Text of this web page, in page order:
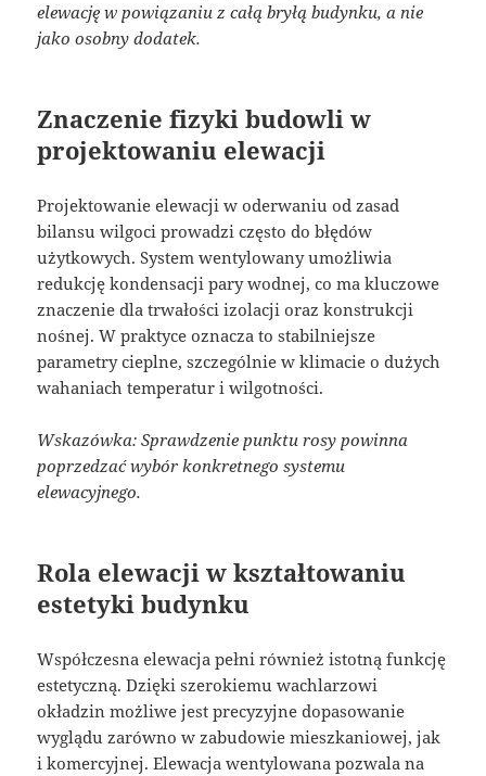
elewację w powiązaniu z całą bryłą budynku, a nie
jako osobny dodatek.
Znaczenie fizyki budowli w
projektowaniu elewacji
Projektowanie elewacji w oderwaniu od zasad
bilansu wilgoci prowadzi często do błędów
użytkowych. System wentylowany umożliwia
redukcję kondensacji pary wodnej, co ma kluczowe
znaczenie dla trwałości izolacji oraz konstrukcji
nośnej. W praktyce oznacza to stabilniejsze
parametry cieplne, szczególnie w klimacie o dużych
wahaniach temperatur i wilgotności.
Wskazówka: Sprawdzenie punktu rosy powinna
poprzedzać wybór konkretnego systemu
elewacyjnego.
Rola elewacji w kształtowaniu
estetyki budynku
Współczesna elewacja pełni również istotną funkcję
estetyczną. Dzięki szerokiemu wachlarzowi
okładzin możliwe jest precyzyjne dopasowanie
wyglądu zarówno w zabudowie mieszkaniowej, jak
i komercyjnej. Elewacja wentylowana pozwala na